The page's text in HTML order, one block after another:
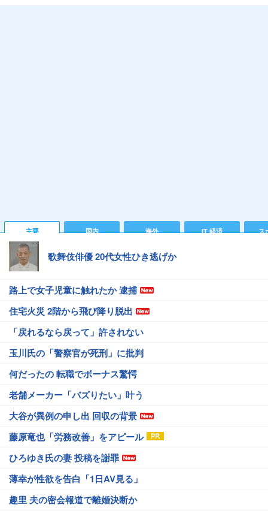
主要 国内 海外 IT 経済 ス
歌舞伎俳優 20代女性ひき逃げか
路上で女子児童に触れたか 逮捕
住宅火災 2階から飛び降り脱出
「戻れるなら戻って」許されない
玉川氏の「警察官が死刑」に批判
何だったの 転職でボーナス驚愕
老舗メーカー「バズりたい」叶う
大谷が異例の申し出 回収の背景
藤原竜也「労務改善」をアピール
ひろゆき氏の妻 投稿を謝罪
薄幸が性欲を告白「1日AV見る」
趣里 夫の密会報道で離婚決断か